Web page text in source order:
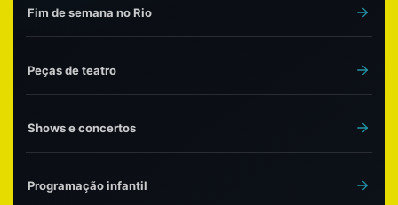
Fim de semana no Rio
Peças de teatro
Shows e concertos
Programação infantil